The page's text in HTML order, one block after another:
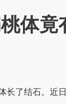
体竟
了结石。近